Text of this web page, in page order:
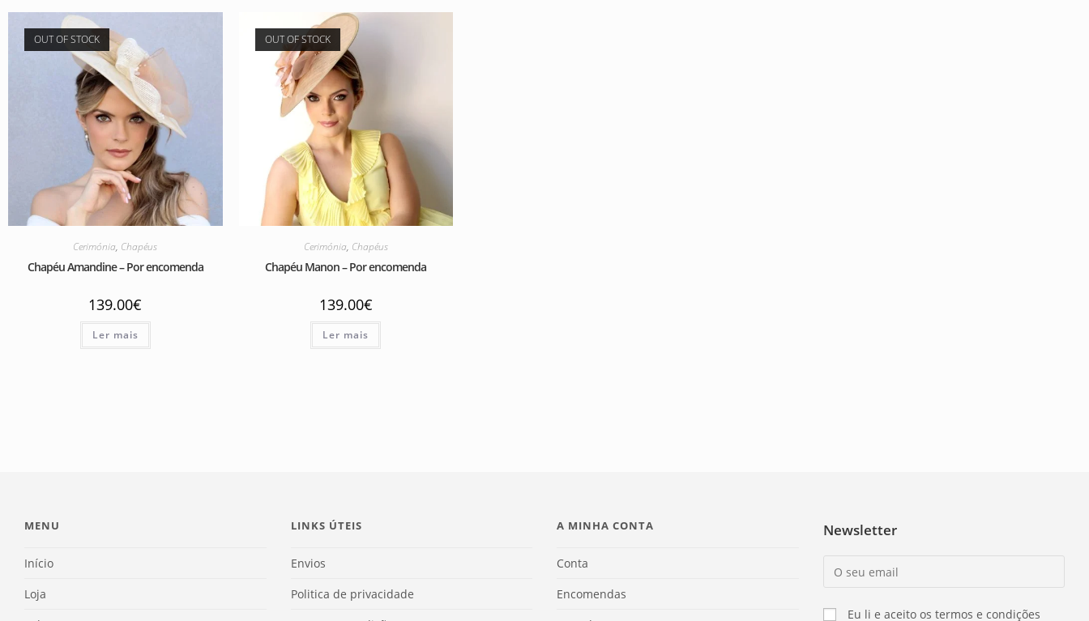
OUT OF STOCK
Cerimónia, Chapéus
Chapéu Amandine – Por encomenda
139.00€
Ler mais
OUT OF STOCK
Cerimónia, Chapéus
Chapéu Manon – Por encomenda
139.00€
Ler mais
MENU
Início
Loja
LINKS ÚTEIS
Envios
Politica de privacidade
A MINHA CONTA
Conta
Encomendas
Newsletter
Eu li e aceito os termos e condições